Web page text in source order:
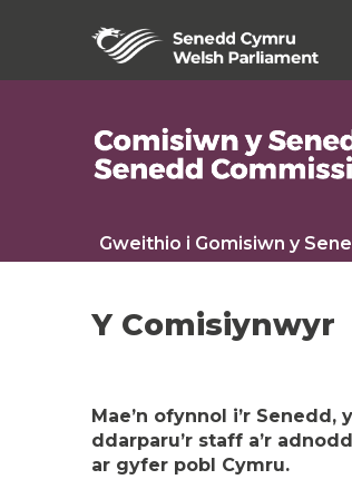
Gweithio i Gomisiwn y
Y Comisiynwyr
Mae’n ofynnol i’r
ddarparu’r staff a’r
ar gyfer pobl Cymru.